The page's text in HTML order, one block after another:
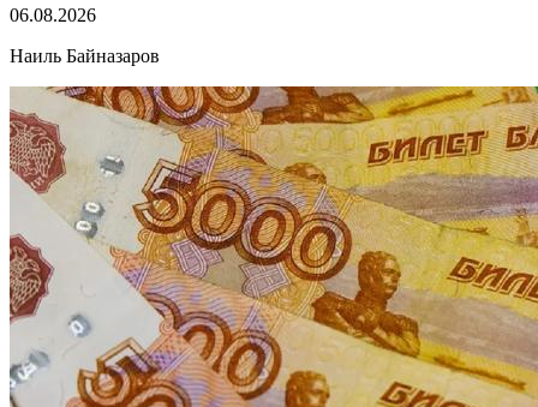
06.08.2026
Наиль Байназаров